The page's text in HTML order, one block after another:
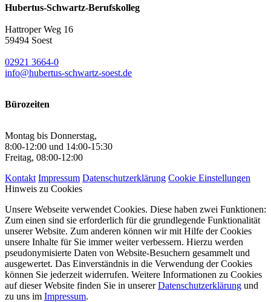
Hubertus-Schwartz-Berufskolleg
Hattroper Weg 16
59494 Soest
02921 3664-0
info@hubertus-schwartz-soest.de
Bürozeiten
Montag bis Donnerstag,
8:00-12:00 und 14:00-15:30
Freitag, 08:00-12:00
Kontakt Impressum Datenschutzerklärung Cookie Einstellungen
Hinweis zu Cookies
Unsere Webseite verwendet Cookies. Diese haben zwei Funktionen:
Zum einen sind sie erforderlich für die grundlegende Funktionalität
unserer Website. Zum anderen können wir mit Hilfe der Cookies
unsere Inhalte für Sie immer weiter verbessern. Hierzu werden
pseudonymisierte Daten von Website-Besuchern gesammelt und
ausgewertet. Das Einverständnis in die Verwendung der Cookies
können Sie jederzeit widerrufen. Weitere Informationen zu Cookies
auf dieser Website finden Sie in unsererDatenschutzerklärung und
zu uns im Impressum.